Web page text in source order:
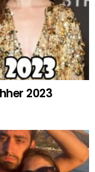
2023